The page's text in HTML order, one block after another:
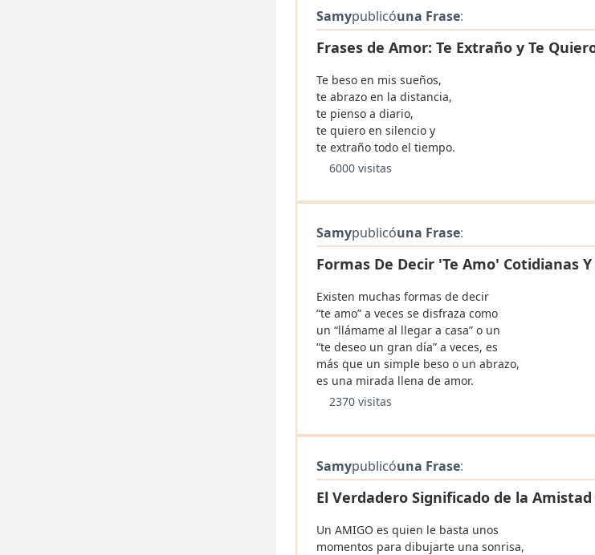
Samypublicóuna Frase:
Frases de Amor: Te Extraño y Te
Te beso en mis sueños,
te abrazo en la distancia,
te pienso a diario,
te quiero en silencio y
te extraño todo el tiempo.
6000 visitas
Samypublicóuna Frase:
Formas De Decir 'Te Amo' Cotidianas
Existen muchas formas de decir
“te amo” a veces se disfraza como
un “llámame al llegar a casa” o un
“te deseo un gran día” a veces, es
más que un simple beso o un abrazo,
es una mirada llena de amor.
2370 visitas
Samypublicóuna Frase:
El Verdadero Significado de la
Un AMIGO es quien le basta unos
momentos para dibujarte una sonrisa,